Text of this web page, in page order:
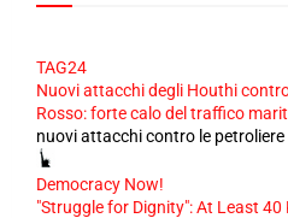
TAG24
Nuovi attacchi degli Houthi
Rosso: forte calo del traffico
nuovi attacchi contro le petroliere
Democracy Now!
"Struggle for Dignity": At Least